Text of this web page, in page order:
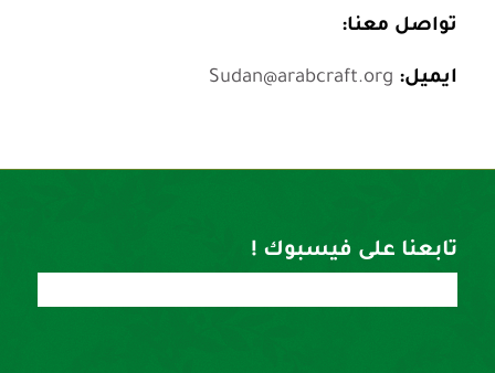
تواصل معنا:
ايميل:
تابعنا على فيسبوك !